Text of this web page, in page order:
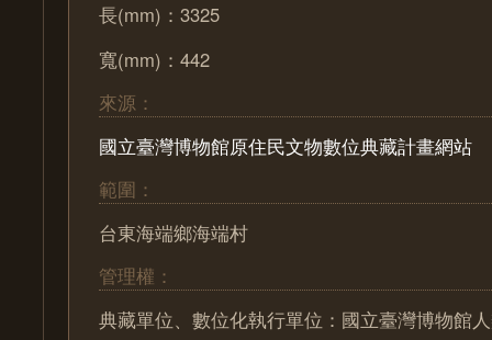
長(mm)：3325
寬(mm)：442
來源：
國立臺灣博物館原住民文物數位典藏計畫網站
範圍：
台東海端鄉海端村
管理權：
典藏單位、數位化執行單位：國立臺灣博物館